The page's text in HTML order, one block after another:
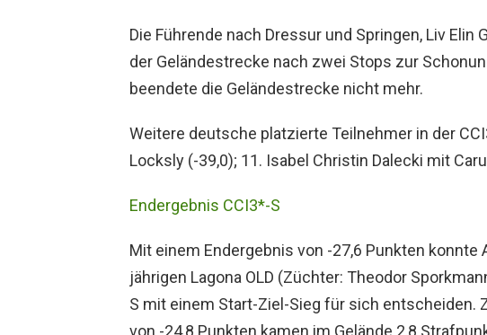
Die Führende nach Dressur und Springen, Liv Elin
der Geländestrecke nach zwei Stops zur
beendete die Geländestrecke nicht mehr.
Weitere deutsche platzierte Teilnehmer in der
Locksly (-39,0); 11. Isabel Christin Dalecki mit
Endergebnis CCI3*-S
Mit einem Endergebnis von -27,6 Punkten konnte
jährigen Lagona OLD (Züchter: Theodor
S mit einem Start-Ziel-Sieg für sich entscheiden.
von -24,8 Punkten kamen im Gelände 2,8